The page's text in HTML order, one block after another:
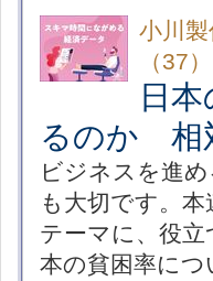
小川
（37）
日
るのか 相
ビジネスを進
も大切です。
テーマに、役
本の貧困率につ